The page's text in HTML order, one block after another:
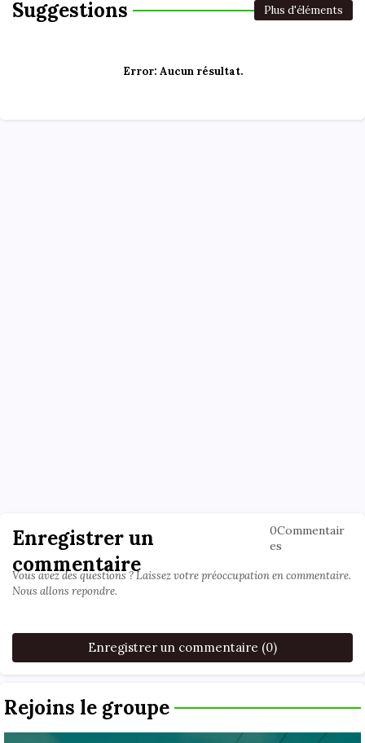
Suggestions Plus d'éléments
Error: Aucun résultat.
Enregistrer un
commentaire
0Commentair
es
Vous avez des questions ? Laissez votre préoccupation en commentaire.
Nous allons repondre.
Enregistrer un commentaire (0)
Rejoins le groupe